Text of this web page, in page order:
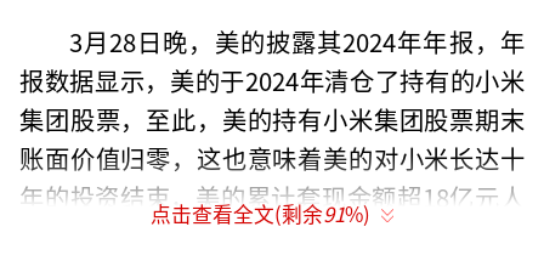
3月28日晚，美的披露其2024年年报，年
报数据显示，美的于2024年清仓了持有的小米
集团股票，至此，美的持有小米集团股票期末
账面价值归零，这也意味着美的对小米长达十
年的投资结束，美的累计套现金额超18亿元人
民币，获益超5.6亿。
点击查看全文(剩余91%)